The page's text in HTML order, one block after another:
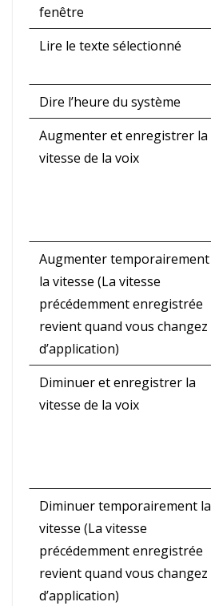
fenêtre
Lire le texte sélectionné
Dire l’heure du système
Augmenter et enregistrer la
vitesse de la voix
Augmenter temporairement
la vitesse (La vitesse
précédemment enregistrée
revient quand vous changez
d’application)
Diminuer et enregistrer la
vitesse de la voix
Diminuer temporairement la
vitesse (La vitesse
précédemment enregistrée
revient quand vous changez
d’application)